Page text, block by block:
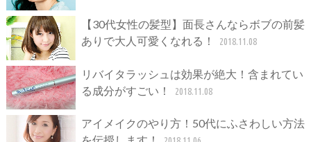
【30代女性の髪型】面長さんならボブの前髪
ありで大人可愛くなれる！
2018.11.08
リバイタラッシュは効果が絶大！含まれてい
る成分がすごい！
2018.11.08
アイメイクのやり方！50代にふさわしい方法